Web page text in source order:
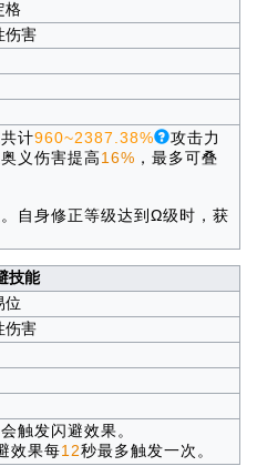
格
伤害
计960~2387.38%
攻击力
义伤害提高16% ，最多可叠
自身修正等级达到Ω级时，获
技能
位
伤害
触发闪避效果。
效果每12秒最多触发一次。